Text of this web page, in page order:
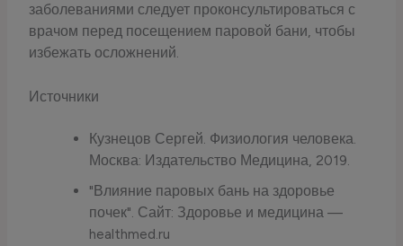
заболеваниями следует проконсультироваться с
врачом перед посещением паровой бани, чтобы
избежать осложнений.
Источники
Кузнецов Сергей. Физиология человека.
Москва: Издательство Медицина, 2019.
"Влияние паровых бань на здоровье
почек". Сайт: Здоровье и медицина —
healthmed.ru